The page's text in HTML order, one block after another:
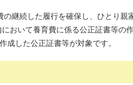
の継続した履行を確保し、ひとり親
において養育費に係る公正証書等の
成した公正証書等が対象です。